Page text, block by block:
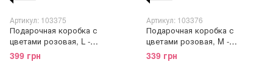
Артикул: 103375
Подарочная коробка с
цветами розовая, L -
28.5х21.5х11 cм
399 грн
Артикул: 103376
Подарочная коробка с
цветами розовая, M -
25.5х18.5х10 cм
339 грн